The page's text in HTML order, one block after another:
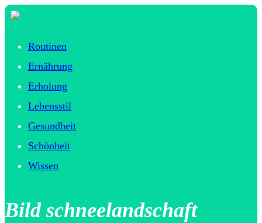
Routinen
Ernährung
Erholung
Lebensstil
Gesundheit
Schönheit
Wissen
Bild schneelandschaft